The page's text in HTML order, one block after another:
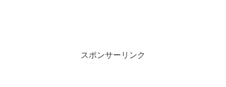
スポンサーリンク